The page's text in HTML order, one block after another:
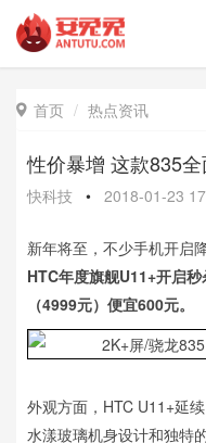
 首页 热点资讯
性价暴增 这款835
快科技 • 2018-01-23
新年将至，不少手机开启
HTC年度旗舰U11+开启
（4999元）便宜600元。
外观方面，HTC U11+延
水漾玻璃机身设计和独特